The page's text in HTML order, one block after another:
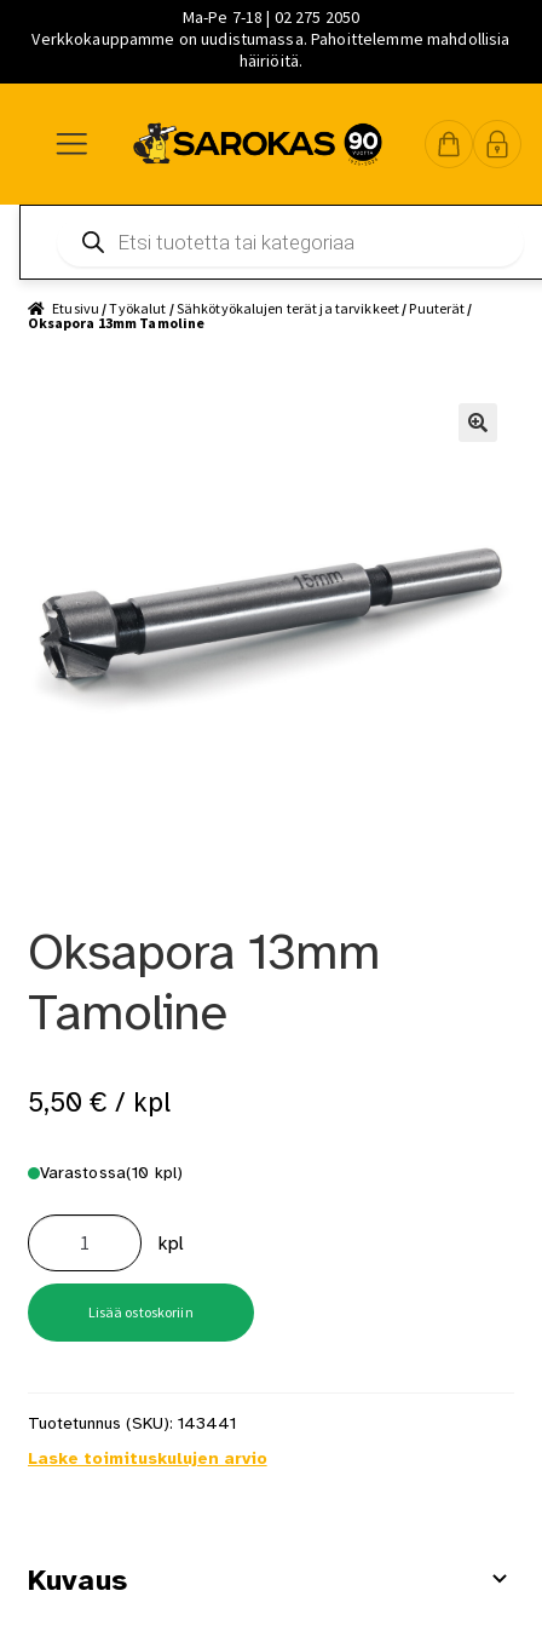
Ma-Pe 7-18 | 02 275 2050
Verkkokauppamme on uudistumassa. Pahoittelemme mahdollisia
häiriöitä.
navigointiin
sisältöön
pääsisältöön
search
Etusivu /Työkalut /Sähkötyökalujen terät ja tarvikkeet /Puuterät /
Oksapora 13mm Tamoline
Oksapora 13mm
Tamoline
5,50 € / kpl
Varastossa(10 kpl)
Oksapora
13mm
Tamoline
määrä
kpl
Lisää ostoskoriin
Tuotetunnus (SKU): 143441
Laske toimituskulujen arvio
Kuvaus